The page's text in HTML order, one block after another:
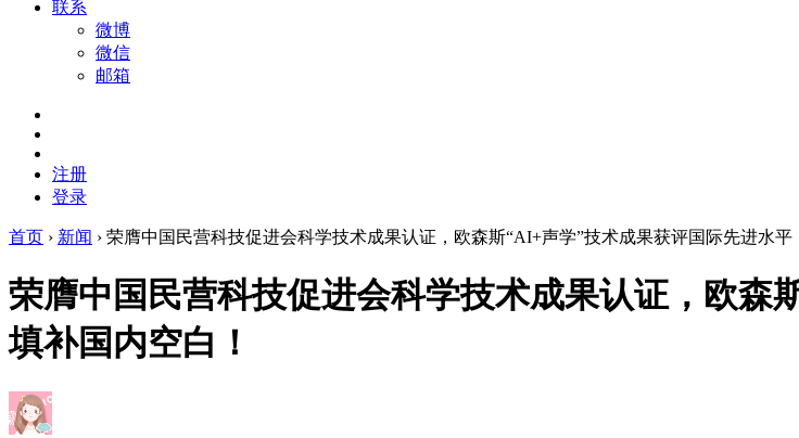
联系
微博
微信
邮箱
注册
登录
首页 › 新闻 › 荣膺中国民营科技促进会科学技术成果认证，欧森斯“AI+声学”技术成果获评国际先进水平
荣膺中国民营科技促进会科学技术成果认证，欧森
填补国内空白！